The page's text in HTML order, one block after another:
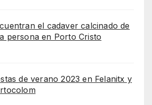
el cadaver calcinado de
persona en Porto Cristo
de verano 2023 en Felanitx y